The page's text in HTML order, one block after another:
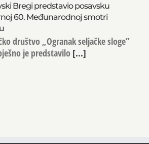
Bregi predstavio posavsku
60. Međunarodnoj smotri
društvo „Ogranak seljačke sloge”
je predstavilo [...]